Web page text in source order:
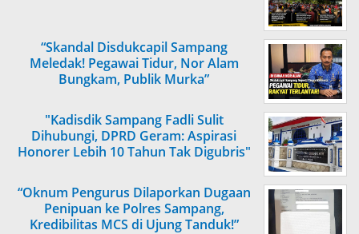
“Skandal Disdukcapil Sampang
Meledak! Pegawai Tidur, Nor Alam
Bungkam, Publik Murka”
"Kadisdik Sampang Fadli Sulit
Dihubungi, DPRD Geram: Aspirasi
Honorer Lebih 10 Tahun Tak Digubris"
“Oknum Pengurus Dilaporkan Dugaan
Penipuan ke Polres Sampang,
Kredibilitas MCS di Ujung Tanduk!”